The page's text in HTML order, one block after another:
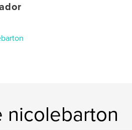
nicolebarton